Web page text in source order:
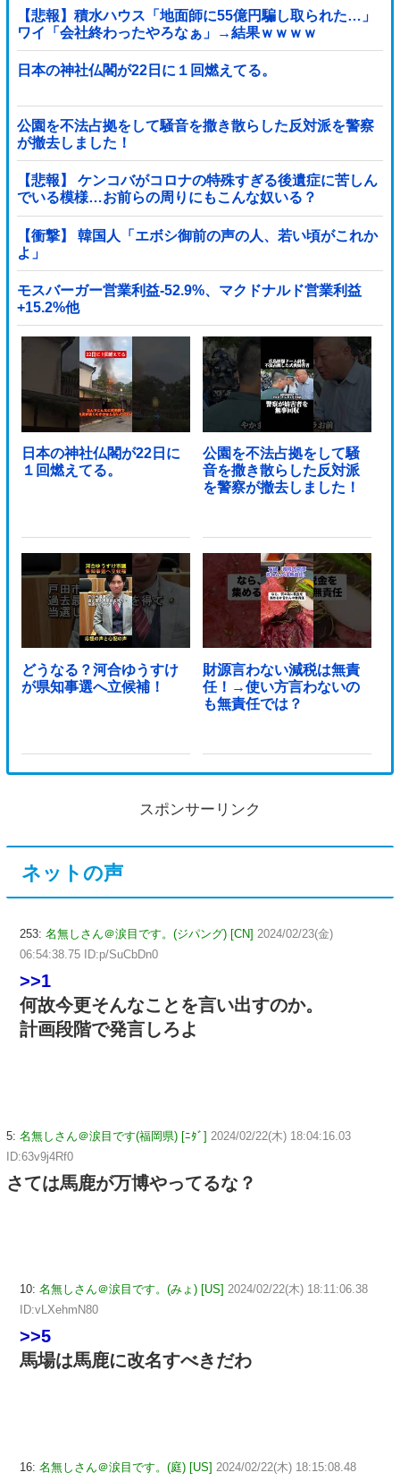
【悲報】積水ハウス「地面師に55億円騙し取られた…」
ワイ「会社終わったやろなぁ」→結果ｗｗｗｗ
日本の神社仏閣が22日に１回燃えてる。
公園を不法占拠をして騒音を撒き散らした反対派を警察
が撤去しました！
【悲報】 ケンコバがコロナの特殊すぎる後遺症に苦しん
でいる模様…お前らの周りにもこんな奴いる？
【衝撃】 韓国人「エボシ御前の声の人、若い頃がこれか
よ」
モスバーガー営業利益-52.9%、マクドナルド営業利益
+15.2%他
日本の神社仏閣が22日に
１回燃えてる。
公園を不法占拠をして騒
音を撒き散らした反対派
を警察が撤去しました！
どうなる？河合ゆうすけ
が県知事選へ立候補！
財源言わない減税は無責
任！→使い方言わないの
も無責任では？
スポンサーリンク
ネットの声
253: 名無しさん＠涙目です。(ジパング) [CN] 2024/02/23(金)
06:54:38.75 ID:p/SuCbDn0
>>1
何故今更そんなことを言い出すのか。
計画段階で発言しろよ
5: 名無しさん＠涙目です(福岡県) [ﾆﾀﾞ] 2024/02/22(木) 18:04:16.03
ID:63v9j4Rf0
さては馬鹿が万博やってるな？
10: 名無しさん＠涙目です。(みょ) [US] 2024/02/22(木) 18:11:06.38
ID:vLXehmN80
>>5
馬場は馬鹿に改名すべきだわ
16: 名無しさん＠涙目です。(庭) [US] 2024/02/22(木) 18:15:08.48